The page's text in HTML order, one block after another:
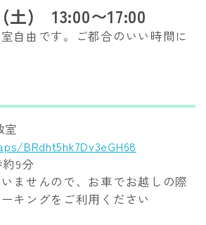
(土) 13:00〜17:00
自由です。ご都合のいい時間に
室
BRdht5hk7Dv3eGH68
9分
ませんので、お車でお越しの際
キングをご利用ください